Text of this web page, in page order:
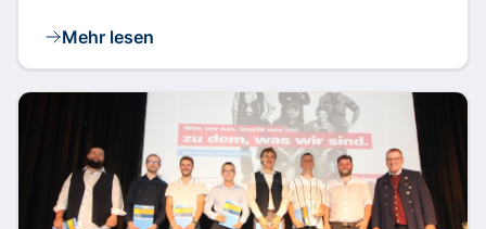
Mehr lesen